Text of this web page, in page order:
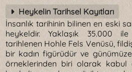
Heykelin Tarihsel Kayıtları
İnsanlık tarihinin bilinen en eski
heykeldir. Yaklaşık 35.000
tarihlenen Hohle Fels Venüsü,
bir kadın figürüdür ve
örneklerinden biri olarak kabul